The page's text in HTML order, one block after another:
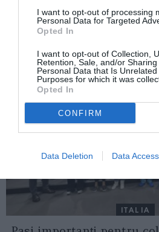
I want to opt-out of processing
Personal Data for Targeted
Opted In
I want to opt-out of Collection,
Retention, Sale, and/or
Personal Data that Is
Purposes for which it was
Opted In
CONFIRM
Data Deletion Data Access
AȚI PUTEA
ITALIA